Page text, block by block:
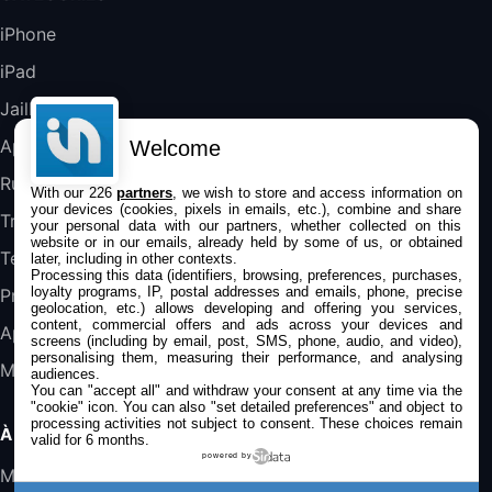
357,4€
Jeu FIFA 20 sur PC (code à télécharger)
45,98€57,99€Rue Du Commerce (Vendeur Tiers)
iPhone
iPad
Jailbreak
Applications
Rumeurs
Trucs & astuces
Tests
Promos
Apple
Mac
À PROPOS
Mentions légales
Welcome
With our 226partners , we wish to store and access information on
your devices (cookies, pixels in emails, etc.), combine and share
your personal data with our partners, whether collected on this
website or in our emails, already held by some of us, or obtained
later, including in other contexts.
Processing this data (identifiers, browsing, preferences, purchases,
loyalty programs, IP, postal addresses and emails, phone, precise
geolocation, etc.) allows developing and offering you services,
content, commercial offers and ads across your devices and
screens (including by email, post, SMS, phone, audio, and video),
personalising them, measuring their performance, and analysing
audiences.
You can "accept all" and withdraw your consent at any time via the
"cookie" icon. You can also "set detailed preferences" and object to
processing activities not subject to consent. These choices remain
valid for 6 months.
powered by